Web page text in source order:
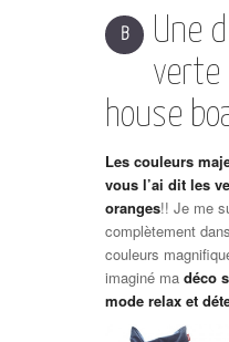
B
Une
verte
house
Les couleurs
vous l’ai dit les
oranges!! Je me
complètement
couleurs
imaginé ma déco
mode relax et